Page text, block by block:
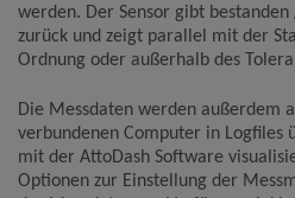
werden. Der Sensor gibt
zurück und zeigt parallel mit der
Ordnung oder außerhalb des
Die Messdaten werden außerdem
verbundenen Computer in Logfiles
mit der AttoDash Software
Optionen zur Einstellung der